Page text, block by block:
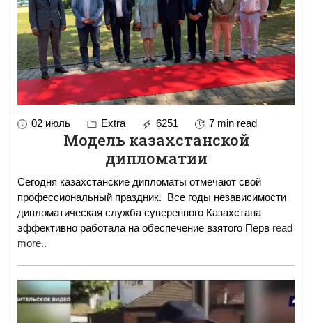
02 июль Extra 6251 7 min read
Модель казахстанской
дипломатии
Сегодня казахстанские дипломаты отмечают свой
профессиональный праздник. Все годы независимости
дипломатическая служба суверенного Казахстана
эффективно работала на обеспечение взятого Перв read
more..